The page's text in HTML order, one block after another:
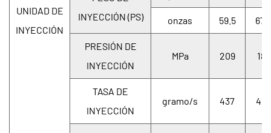
UNIDAD DE
INYECCIÓN
INYECCIÓN (PS)
onzas 59.5 67.7
PRESIÓN DE
INYECCIÓN
MPa 209 183
TASA DE
INYECCIÓN
gramo/s 437 498